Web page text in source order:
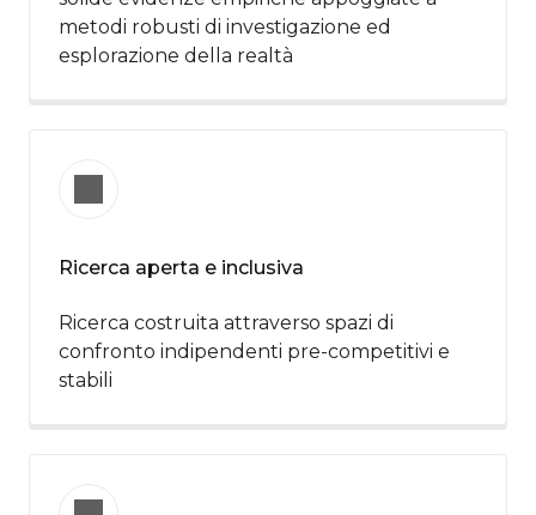
metodi robusti di investigazione ed
esplorazione della realtà
Ricerca aperta e inclusiva
Ricerca costruita attraverso spazi di
confronto indipendenti pre-competitivi e
stabili